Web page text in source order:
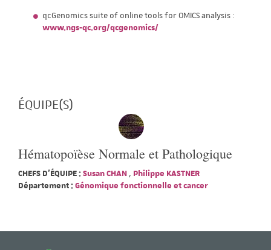
qcGenomics suite of online tools for OMICS analysis :
www.ngs-qc.org/qcgenomics/
ÉQUIPE(S)
Hématopoïèse Normale et Pathologique
CHEFS D'ÉQUIPE :Susan CHAN , Philippe KASTNER
Département :Génomique fonctionnelle et cancer